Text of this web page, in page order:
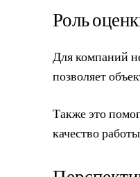
Роль
Для компаний
позволяет
Также это
качество